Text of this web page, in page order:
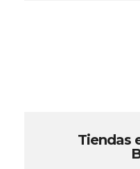
Tiendas